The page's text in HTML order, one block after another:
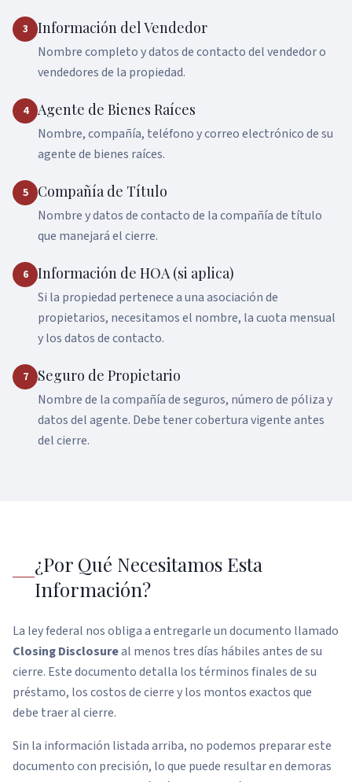
3 Información del Vendedor
Nombre completo y datos de contacto del vendedor o
vendedores de la propiedad.
4 Agente de Bienes Raíces
Nombre, compañía, teléfono y correo electrónico de su
agente de bienes raíces.
5 Compañía de Título
Nombre y datos de contacto de la compañía de título
que manejará el cierre.
6 Información de HOA (si aplica)
Si la propiedad pertenece a una asociación de
propietarios, necesitamos el nombre, la cuota mensual
y los datos de contacto.
7 Seguro de Propietario
Nombre de la compañía de seguros, número de póliza y
datos del agente. Debe tener cobertura vigente antes
del cierre.
¿Por Qué Necesitamos Esta
Información?
La ley federal nos obliga a entregarle un documento llamado
Closing Disclosureal menos tres días hábiles antes de su
cierre. Este documento detalla los términos finales de su
préstamo, los costos de cierre y los montos exactos que
debe traer al cierre.
Sin la información listada arriba, no podemos preparar este
documento con precisión, lo que puede resultar en demoras